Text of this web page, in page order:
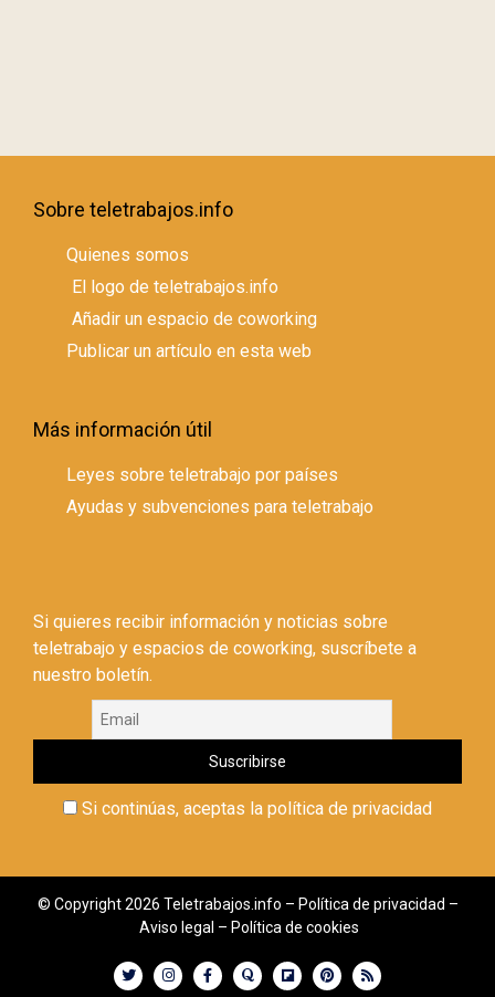
Sobre teletrabajos.info
Quienes somos
El logo de teletrabajos.info
Añadir un espacio de coworking
Publicar un artículo en esta web
Más información útil
Leyes sobre teletrabajo por países
Ayudas y subvenciones para teletrabajo
Si quieres recibir información y noticias sobre
teletrabajo y espacios de coworking, suscríbete a
nuestro boletín.
Si continúas, aceptas la política de privacidad
© Copyright 2026 Teletrabajos.info – Política de privacidad –
Aviso legal – Política de cookies